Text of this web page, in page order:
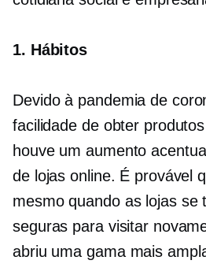
1. Hábitos
Devido à pandemia de
facilidade de obter
houve um aumento
de lojas online. É provável
mesmo quando as lojas se
seguras para visitar
abriu uma gama mais